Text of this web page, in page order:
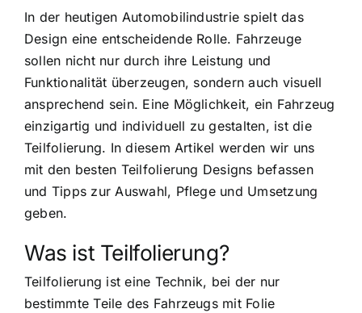
In der heutigen Automobilindustrie spielt das
Design eine entscheidende Rolle. Fahrzeuge
sollen nicht nur durch ihre Leistung und
Funktionalität überzeugen, sondern auch visuell
ansprechend sein. Eine Möglichkeit, ein Fahrzeug
einzigartig und individuell zu gestalten, ist die
Teilfolierung. In diesem Artikel werden wir uns
mit den besten Teilfolierung Designs befassen
und Tipps zur Auswahl, Pflege und Umsetzung
geben.
Was ist Teilfolierung?
Teilfolierung ist eine Technik, bei der nur
bestimmte Teile des Fahrzeugs mit Folie